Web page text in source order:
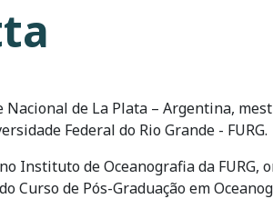
de La Plata – Argentina,
Federal do Rio Grande - FURG.
Instituto de Oceanografia da FURG,
Curso de Pós-Graduação em